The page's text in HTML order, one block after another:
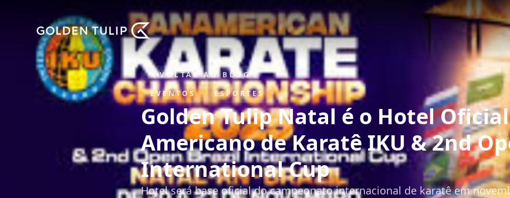
VOLTAR AO BLOG
EVENTOS
ESPORTES
Golden Tulip Natal é o Hotel
Americano de Karatê IKU & 2nd
International Cup
Hotel será base oficial do campeonato internacional de karatê em